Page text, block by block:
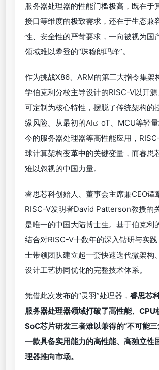
服务器处理器的性能门槛极高，既在于
接口等维度的极致需求，还在于生态兼
性、安全性的严苛要求，一向被视为国
领域难以攀登的“珠穆朗玛峰”。
作为挑战X86、ARM的第三大指令集架
学伯克利分校主导设计的RISC-V以开源
可定制为核心特性，摆脱了传统架构的
缘风险。从最初的AI
oT、MCU等轻
今的服务器处理器等高性能应用，
球计算架构变革中的关键变量，而睿思
难以忽视的中国力量。
睿思芯科创始人、董事会主席兼CEO谭
RISC-V发明者David Patterson教授的
是唯一的中国大陆博士生。基于伯克利
结合对RISC-V十数年的深入钻研与实
士带领团队建立起一套快速迭代微架构
设计工艺协同优化的完整技术体系。
凭借此次发布的“灵羽”处理器， 睿思芯
服务器处理器领域打破了高性能、CPU
SoC芯片研发三者难以兼得的“不可能
一款具备实用能力的高性能、高独立性
理器推向市场。